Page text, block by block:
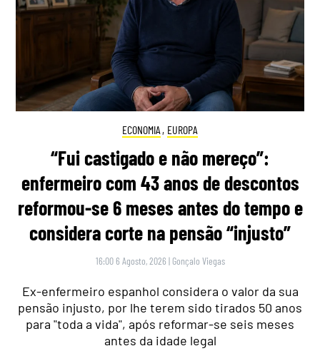
ECONOMIA , EUROPA
“Fui castigado e não mereço”:
enfermeiro com 43 anos de descontos
reformou-se 6 meses antes do tempo e
considera corte na pensão “injusto”
16:00 6 Agosto, 2026 | Gonçalo Viegas
Ex-enfermeiro espanhol considera o valor da sua
pensão injusto, por lhe terem sido tirados 50 anos
para "toda a vida", após reformar-se seis meses
antes da idade legal